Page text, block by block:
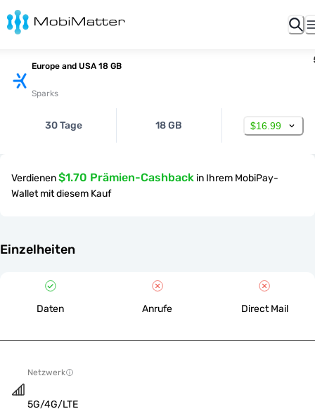
Europe and USA 18 GB
Sparks
30 Tage 18 GB $16.99
Verdienen$1.70 Prämien-Cashback in Ihrem MobiPay-
Wallet mit diesem Kauf
Einzelheiten
Daten Anrufe Direct Mail
Netzwerk
5G/4G/LTE